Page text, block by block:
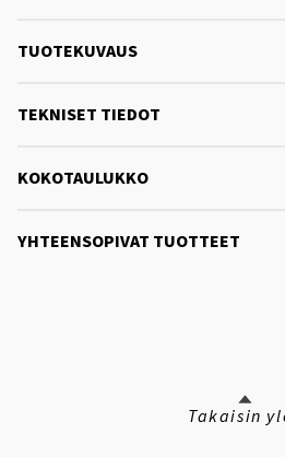
TUOTEKUVAUS
TEKNISET TIEDOT
KOKOTAULUKKO
YHTEENSOPIVAT TUOTTEET
Takaisin